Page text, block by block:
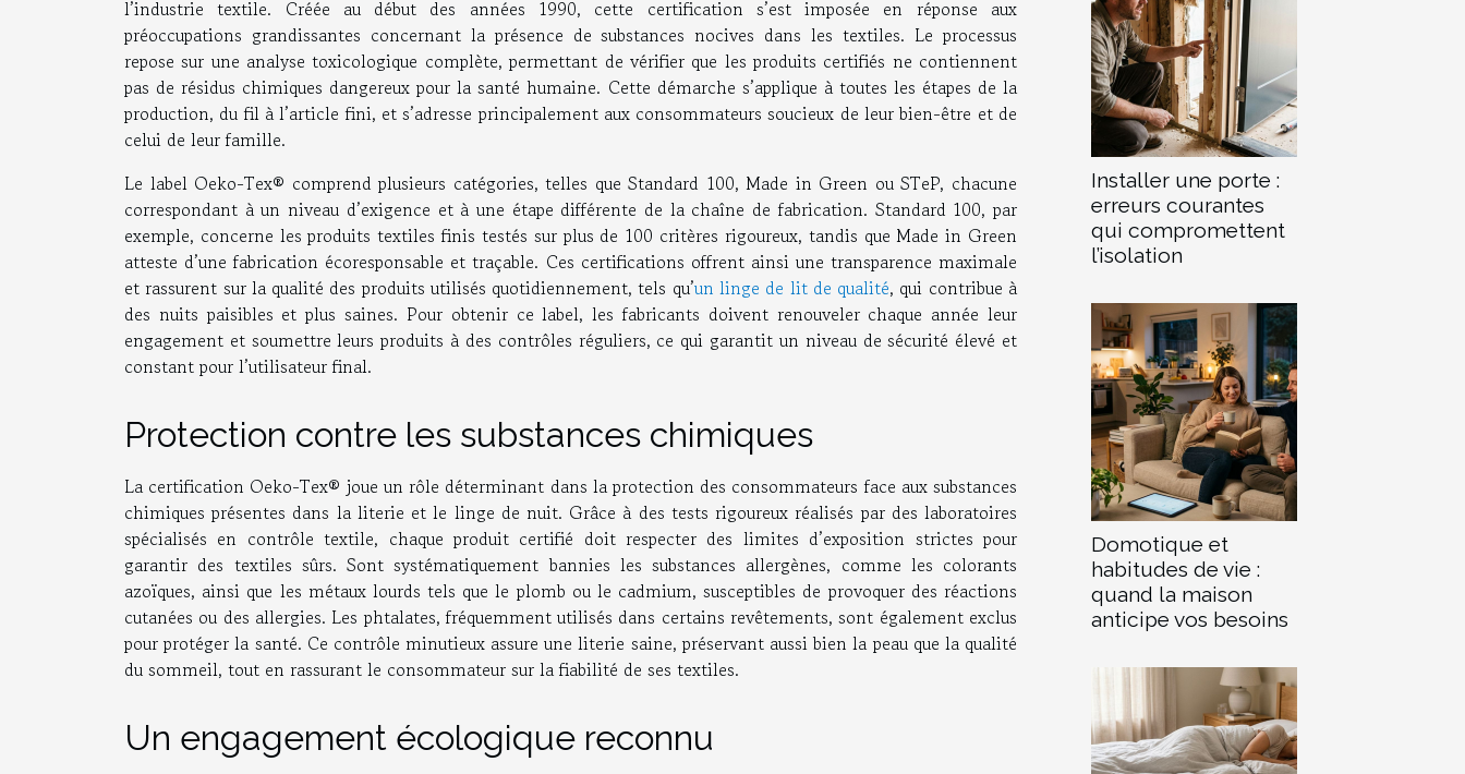
l’industrie textile. Créée au début des années 1990, cette certification s’est imposée en réponse aux
préoccupations grandissantes concernant la présence de substances nocives dans les textiles. Le processus
repose sur une analyse toxicologique complète, permettant de vérifier que les produits certifiés ne contiennent
pas de résidus chimiques dangereux pour la santé humaine. Cette démarche s’applique à toutes les étapes de la
production, du fil à l’article fini, et s’adresse principalement aux consommateurs soucieux de leur bien-être et de
celui de leur famille.
Le label Oeko-Tex® comprend plusieurs catégories, telles que Standard 100, Made in Green ou STeP, chacune
correspondant à un niveau d’exigence et à une étape différente de la chaîne de fabrication. Standard 100, par
exemple, concerne les produits textiles finis testés sur plus de 100 critères rigoureux, tandis que Made in Green
atteste d’une fabrication écoresponsable et traçable. Ces certifications offrent ainsi une transparence maximale
et rassurent sur la qualité des produits utilisés quotidiennement, tels qu’un linge de lit de qualité, qui contribue à
des nuits paisibles et plus saines. Pour obtenir ce label, les fabricants doivent renouveler chaque année leur
engagement et soumettre leurs produits à des contrôles réguliers, ce qui garantit un niveau de sécurité élevé et
constant pour l’utilisateur final.
Protection contre les substances chimiques
La certification Oeko-Tex® joue un rôle déterminant dans la protection des consommateurs face aux substances
chimiques présentes dans la literie et le linge de nuit. Grâce à des tests rigoureux réalisés par des laboratoires
spécialisés en contrôle textile, chaque produit certifié doit respecter des limites d’exposition strictes pour
garantir des textiles sûrs. Sont systématiquement bannies les substances allergènes, comme les colorants
azoïques, ainsi que les métaux lourds tels que le plomb ou le cadmium, susceptibles de provoquer des réactions
cutanées ou des allergies. Les phtalates, fréquemment utilisés dans certains revêtements, sont également exclus
pour protéger la santé. Ce contrôle minutieux assure une literie saine, préservant aussi bien la peau que la qualité
du sommeil, tout en rassurant le consommateur sur la fiabilité de ses textiles.
Un engagement écologique reconnu
Installer une porte :
erreurs courantes
qui compromettent
l’isolation
Domotique et
habitudes de vie :
quand la maison
anticipe vos besoins